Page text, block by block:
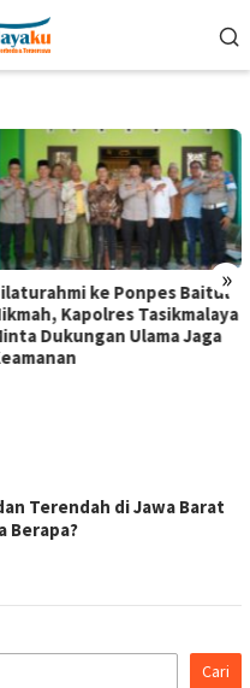
»
ke Ponpes Baitul
Kapolres Tasikmalaya
Dukungan Ulama Jaga
Terendah di Jawa Barat
Berapa?
Cari